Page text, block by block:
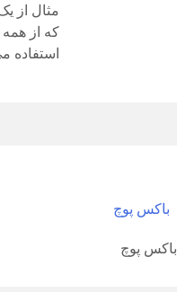
مثال از
استفاده
باکس پوچ